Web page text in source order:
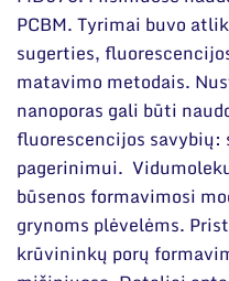
PCBM. Tyrimai buvo
sugerties,
matavimo metodais.
nanoporas gali būti
fluorescencijos
pagerinimui.
būsenos formavimosi
grynoms plėvelėms.
krūvininkų porų